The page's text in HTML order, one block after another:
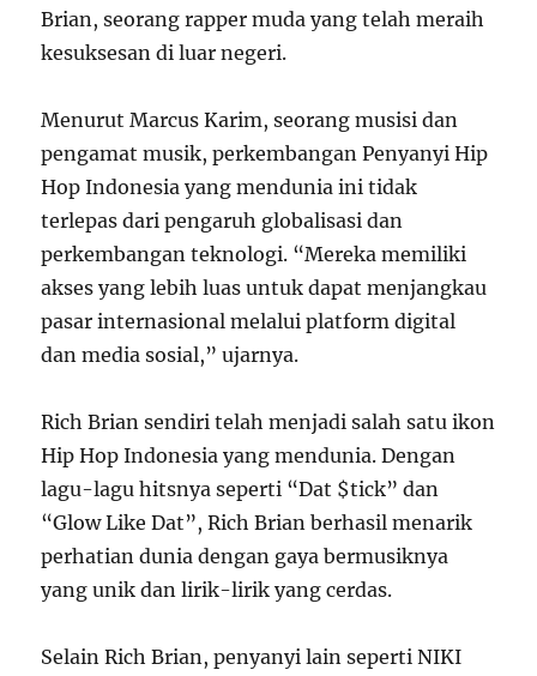
Brian, seorang rapper muda yang telah meraih
kesuksesan di luar negeri.
Menurut Marcus Karim, seorang musisi dan
pengamat musik, perkembangan Penyanyi Hip
Hop Indonesia yang mendunia ini tidak
terlepas dari pengaruh globalisasi dan
perkembangan teknologi. “Mereka memiliki
akses yang lebih luas untuk dapat menjangkau
pasar internasional melalui platform digital
dan media sosial,” ujarnya.
Rich Brian sendiri telah menjadi salah satu ikon
Hip Hop Indonesia yang mendunia. Dengan
lagu-lagu hitsnya seperti “Dat $tick” dan
“Glow Like Dat”, Rich Brian berhasil menarik
perhatian dunia dengan gaya bermusiknya
yang unik dan lirik-lirik yang cerdas.
Selain Rich Brian, penyanyi lain seperti NIKI